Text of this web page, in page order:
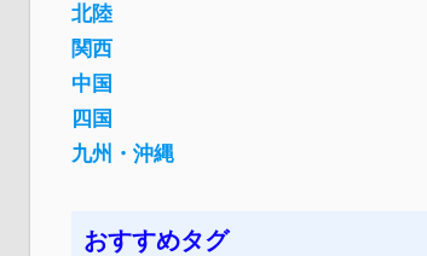
北陸
関西
中国
四国
九州・沖縄
おすすめタグ